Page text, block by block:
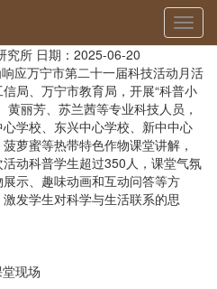
切
换
航
究所 日期：2025-06-20
万宁市第二十一届科技活动月活
局、万宁市教育局，开展“科普小
丽芳、苏兰茜等专业科技人员，
学校、东兴中心学校、新中中心
萝蜜等热带特色作物课堂讲解，
动科普学生超过350人，课堂气氛
示、趣味动画和互动问答等方
发学生对科学与生活联系的思
现场